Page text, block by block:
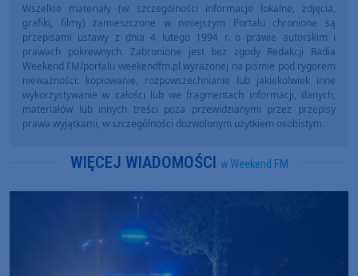
Wszelkie materiały (w szczególności informacje lokalne, zdjęcia,
grafiki, filmy) zamieszczone w niniejszym Portalu chronione są
przepisami ustawy z dnia 4 lutego 1994 r. o prawie autorskim i
prawach pokrewnych. Zabronione jest bez zgody Redakcji Radia
Weekend FM/portalu weekendfm.pl wyrażonej na piśmie pod rygorem
nieważności: kopiowanie, rozpowszechnianie lub jakiekolwiek inne
wykorzystywanie w całości lub we fragmentach informacji, danych,
materiałów lub innych treści poza przewidzianymi przez przepisy
prawa wyjątkami, w szczególności dozwolonym użytkiem osobistym.
WIĘCEJ WIADOMOŚCI w Weekend FM